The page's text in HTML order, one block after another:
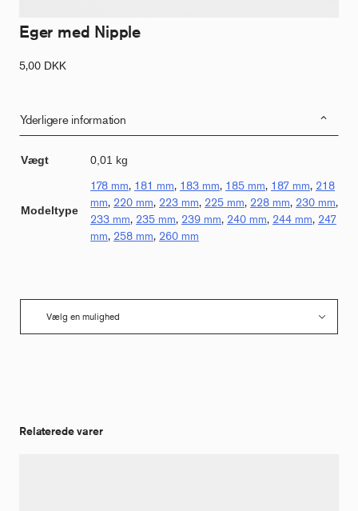
Eger med Nipple
5,00 DKK
Yderligere information
Vægt 0,01 kg
Modeltype
178 mm, 181 mm, 183 mm, 185 mm, 187 mm, 218
mm, 220 mm, 223 mm, 225 mm, 228 mm, 230 mm,
233 mm, 235 mm, 239 mm, 240 mm, 244 mm, 247
mm, 258 mm, 260 mm
Relaterede varer